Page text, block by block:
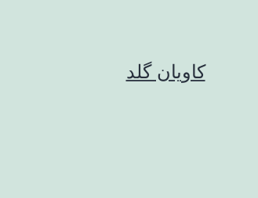
کاویان گلد